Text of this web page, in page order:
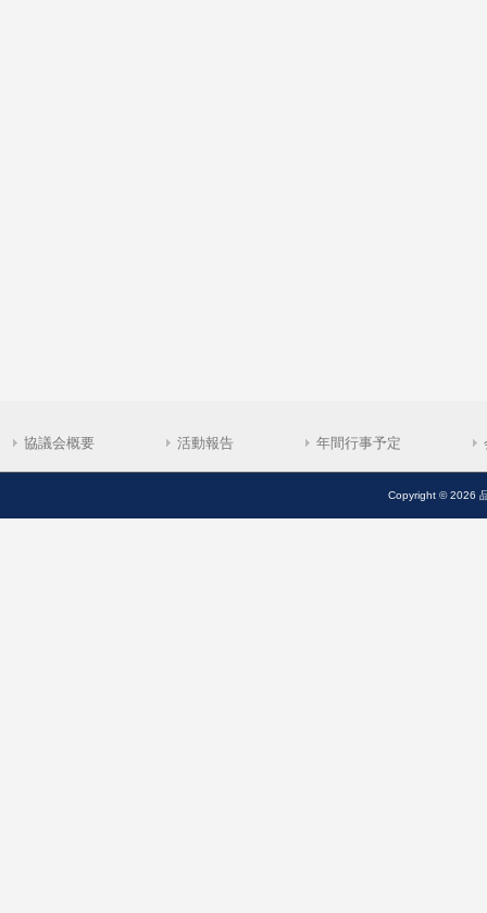
協議会概要 活動報告 年間行事予定
Copyright © 2026